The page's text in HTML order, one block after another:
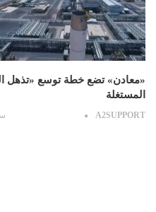
«معادن» تضع خطة توسع «تذهل
المستغلة
A2SUPPORT